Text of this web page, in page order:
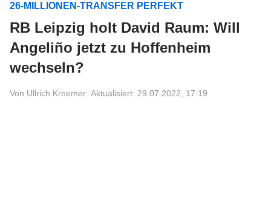
26-MILLIONEN-TRANSFER PERFEKT
RB Leipzig holt David Raum: Will
Angeliño jetzt zu Hoffenheim
wechseln?
Von Ullrich Kroemer Aktualisiert: 29.07.2022, 17:19